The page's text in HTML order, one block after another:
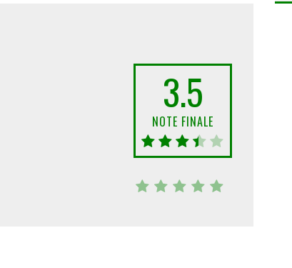
3.5
NOTE FINALE